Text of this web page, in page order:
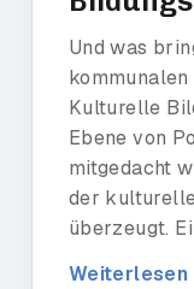
Und was
Kulturelle
Ebene von
mitgedacht
der
überzeugt.
Weiterlesen